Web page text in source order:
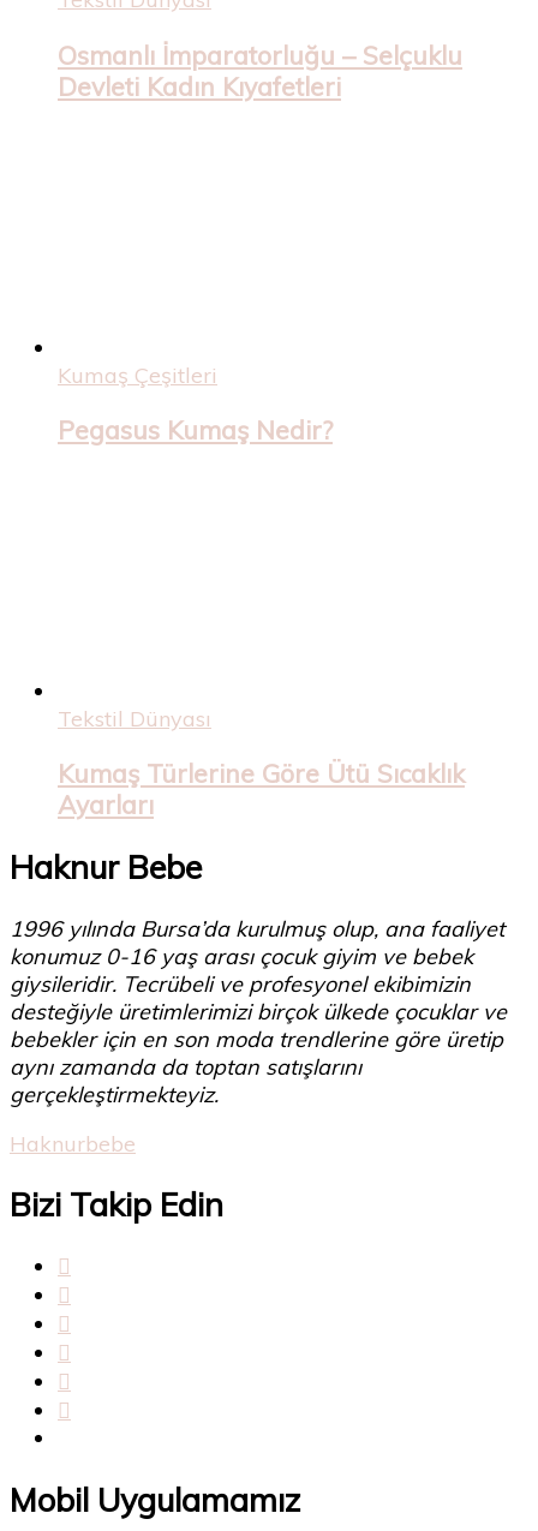
Osmanlı İmparatorluğu – Selçuklu
Devleti Kadın Kıyafetleri
Kumaş Çeşitleri
Pegasus Kumaş Nedir?
Tekstil Dünyası
Kumaş Türlerine Göre Ütü Sıcaklık
Ayarları
Haknur Bebe
1996 yılında Bursa’da kurulmuş olup, ana faaliyet
konumuz 0-16 yaş arası çocuk giyim ve bebek
giysileridir. Tecrübeli ve profesyonel ekibimizin
desteğiyle üretimlerimizi birçok ülkede çocuklar ve
bebekler için en son moda trendlerine göre üretip
aynı zamanda da toptan satışlarını
gerçekleştirmekteyiz.
Haknurbebe
Bizi Takip Edin
Mobil Uygulamamız